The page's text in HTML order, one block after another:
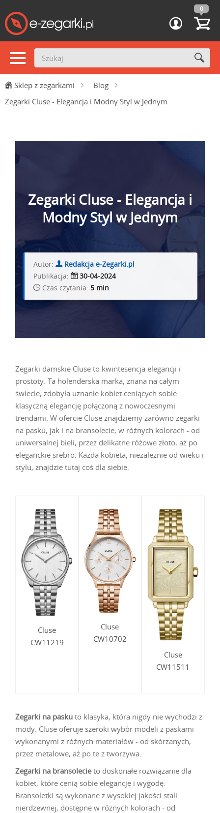
0
Sklep z zegarkami
Blog
Zegarki Cluse - Elegancja i Modny Styl w Jednym
Zegarki Cluse - Elegancja i
Modny Styl w Jednym
Autor:
Redakcja e-Zegarki.pl
Publikacja:
30-04-2024
Czas czytania: 5 min
Zegarki damskie Cluse to kwintesencja elegancji i
prostoty. Ta holenderska marka, znana na całym
świecie, zdobyła uznanie kobiet ceniących sobie
klasyczną elegancję połączoną z nowoczesnymi
trendami. W ofercie Cluse znajdziemy zarówno zegarki
na pasku, jak i na bransolecie, w różnych kolorach - od
uniwersalnej bieli, przez delikatne różowe złoto, aż po
eleganckie srebro. Każda kobieta, niezależnie od wieku i
stylu, znajdzie tutaj coś dla siebie.
Cluse
CW11219
Cluse
CW10702
Cluse
CW11511
Zegarki na pasku to klasyka, która nigdy nie wychodzi z
mody. Cluse oferuje szeroki wybór modeli z paskami
wykonanymi z różnych materiałów - od skórzanych,
przez metalowe, aż po te z tworzywa.
Zegarki na bransolecieto doskonałe rozwiązanie dla
kobiet, które cenią sobie elegancję i wygodę.
Bransoletki są wykonane z wysokiej jakości stali
nierdzewnej, dostępne w różnych kolorach - od